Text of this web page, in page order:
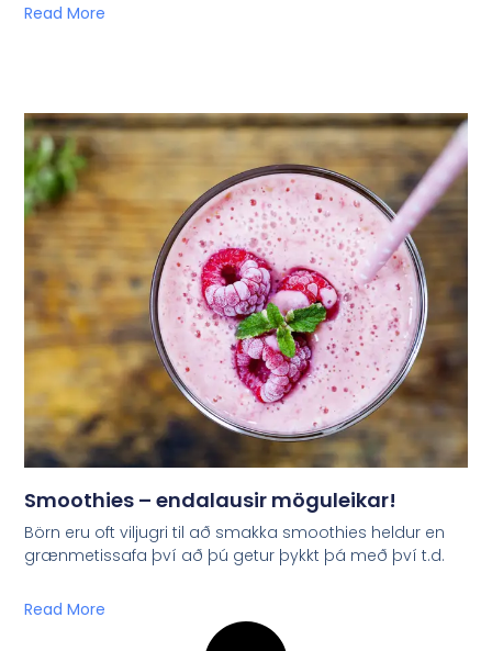
Read More
Smoothies – endalausir möguleikar!
Börn eru oft viljugri til að smakka smoothies heldur en
grænmetissafa því að þú getur þykkt þá með því t.d.
Read More